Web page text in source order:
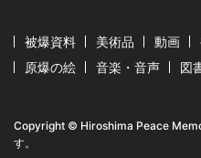
被爆資料 美術品 動画
原爆の絵
音楽・音声 図
Copyright © Hiroshima Peace
す。